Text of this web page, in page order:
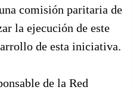
comisión paritaria de
la ejecución de este
de esta iniciativa.
de la Red